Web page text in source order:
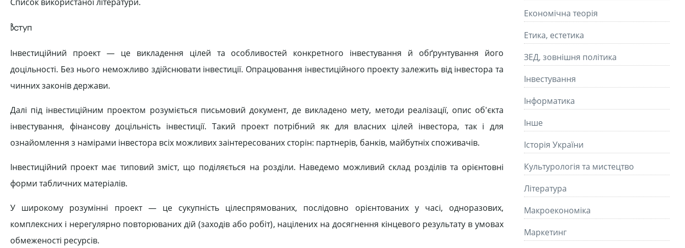
Вступ
Інвестиційний проект — це викладення цілей та особливостей конкретного інвестування й обґрунтування його
доцільності. Без нього неможливо здійснювати інвестиції. Опрацювання інвестиційного проекту залежить від інвестора та
чинних законів держави.
Далі під інвестиційним проектом розуміється письмовий документ, де викладено мету, методи реалізації, опис об'єкта
інвестування, фінансову доцільність інвестиції. Такий проект потрібний як для власних цілей інвестора, так і для
ознайомлення з намірами інвестора всіх можливих заінтересованих сторін: партнерів, банків, майбутніх споживачів.
Інвестиційний проект має типовий зміст, що поділяється на розділи. Наведемо можливий склад розділів та орієнтовні
форми табличних матеріалів.
У широкому розумінні проект — це сукупність цілеспрямованих, послідовно орієнтованих у часі, одноразових,
комплексних і нерегулярно повторюваних дій (заходів або робіт), націлених на досягнення кінцевого результату в умовах
обмеженості ресурсів.
Економічна теорія
Етика, естетика
ЗЕД, зовнішня політика
Інвестування
Інформатика
Інше
Історія України
Культурологія та мистецтво
Літературa
Макроекономіка
Маркетинг